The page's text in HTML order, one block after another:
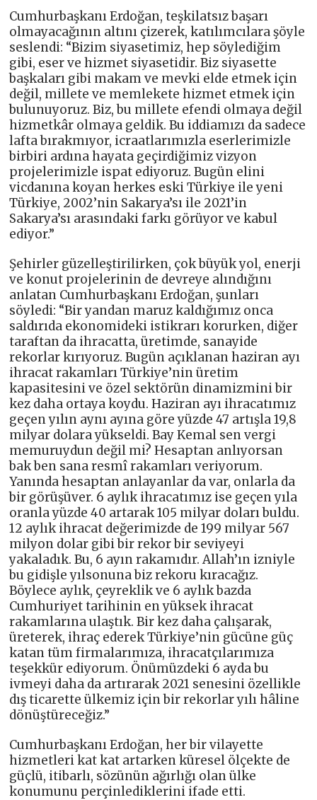
Cumhurbaşkanı Erdoğan, teşkilatsız başarı
olmayacağının altını çizerek, katılımcılara şöyle
seslendi: “Bizim siyasetimiz, hep söylediğim
gibi, eser ve hizmet siyasetidir. Biz siyasette
başkaları gibi makam ve mevki elde etmek için
değil, millete ve memlekete hizmet etmek için
bulunuyoruz. Biz, bu millete efendi olmaya değil
hizmetkâr olmaya geldik. Bu iddiamızı da sadece
lafta bırakmıyor, icraatlarımızla eserlerimizle
birbiri ardına hayata geçirdiğimiz vizyon
projelerimizle ispat ediyoruz. Bugün elini
vicdanına koyan herkes eski Türkiye ile yeni
Türkiye, 2002’nin Sakarya’sı ile 2021’in
Sakarya’sı arasındaki farkı görüyor ve kabul
ediyor.”
Şehirler güzelleştirilirken, çok büyük yol, enerji
ve konut projelerinin de devreye alındığını
anlatan Cumhurbaşkanı Erdoğan, şunları
söyledi: “Bir yandan maruz kaldığımız onca
saldırıda ekonomideki istikrarı korurken, diğer
taraftan da ihracatta, üretimde, sanayide
rekorlar kırıyoruz. Bugün açıklanan haziran ayı
ihracat rakamları Türkiye’nin üretim
kapasitesini ve özel sektörün dinamizmini bir
kez daha ortaya koydu. Haziran ayı ihracatımız
geçen yılın aynı ayına göre yüzde 47 artışla 19,8
milyar dolara yükseldi. Bay Kemal sen vergi
memuruydun değil mi? Hesaptan anlıyorsan
bak ben sana resmî rakamları veriyorum.
Yanında hesaptan anlayanlar da var, onlarla da
bir görüşüver. 6 aylık ihracatımız ise geçen yıla
oranla yüzde 40 artarak 105 milyar doları buldu.
12 aylık ihracat değerimizde de 199 milyar 567
milyon dolar gibi bir rekor bir seviyeyi
yakaladık. Bu, 6 ayın rakamıdır. Allah’ın izniyle
bu gidişle yılsonuna biz rekoru kıracağız.
Böylece aylık, çeyreklik ve 6 aylık bazda
Cumhuriyet tarihinin en yüksek ihracat
rakamlarına ulaştık. Bir kez daha çalışarak,
üreterek, ihraç ederek Türkiye’nin gücüne güç
katan tüm firmalarımıza, ihracatçılarımıza
teşekkür ediyorum. Önümüzdeki 6 ayda bu
ivmeyi daha da artırarak 2021 senesini özellikle
dış ticarette ülkemiz için bir rekorlar yılı hâline
dönüştüreceğiz.”
Cumhurbaşkanı Erdoğan, her bir vilayette
hizmetleri kat kat artarken küresel ölçekte de
güçlü, itibarlı, sözünün ağırlığı olan ülke
konumunu perçinlediklerini ifade etti.